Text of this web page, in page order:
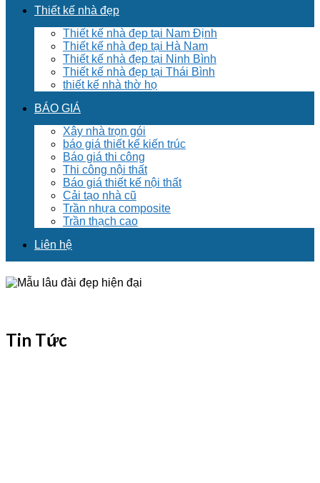
Thiết kế nhà đẹp
Thiết kế nhà đẹp tại Nam Định
Thiết kế nhà đẹp tại Hà Nam
Thiết kế nhà đẹp tại Ninh Bình
Thiết kế nhà đẹp tại Thái Bình
thiết kế nhà thờ họ
BÁO GIÁ
Xây nhà trọn gói
báo giá thiết kế kiến trúc
Báo giá thi công
Thi công nội thất
Báo giá thiết kế nội thất
Cải tạo nhà cũ
Trần nhựa composite
Trần thạch cao
Liên hệ
Tin Tức